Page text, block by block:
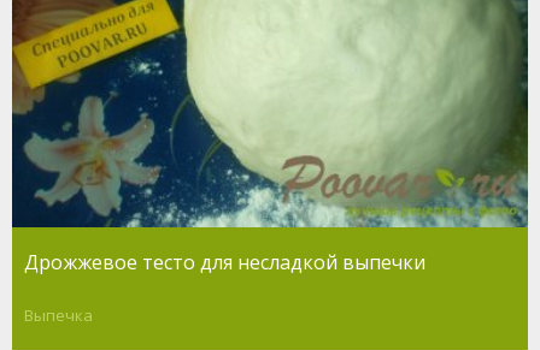
Дрожжевое тесто для несладкой выпечки
Выпечка